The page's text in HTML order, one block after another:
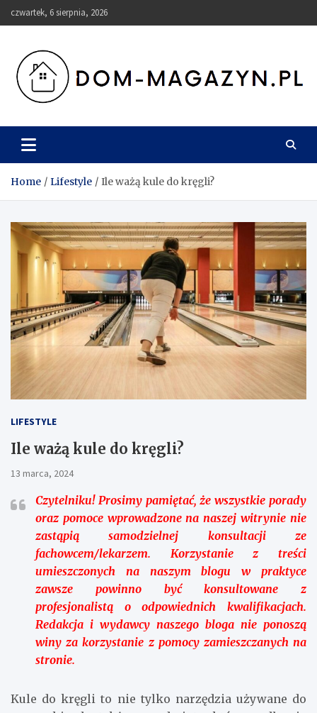
to
czwartek, 6 sierpnia, 2026
Dom-Magazyn.pl
Home Lifestyle Ile ważą kule do kręgli?
LIFESTYLE
Ile ważą kule do kręgli?
13 marca, 2024
Czytelniku!Prosimy pamiętać, że wszystkie porady
oraz pomoce wprowadzone na naszej witrynie nie
zastąpią samodzielnej konsultacji ze
fachowcem/lekarzem. Korzystanie z treści
umieszczonych na naszym blogu w praktyce
zawsze powinno być konsultowane z
profesjonalistą o odpowiednich kwalifikacjach.
Redakcja i wydawcy naszego bloga nie ponoszą
winy za korzystanie z pomocy zamieszczanych na
stronie.
Kule do kręgli to nie tylko narzędzia używane do